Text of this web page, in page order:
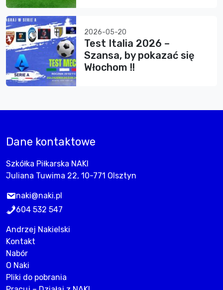
2026-05-20
Test Italia 2026 –
Szansa, by pokazać się
Włochom !!
Dane kontaktowe
Szkółka Piłkarska NAKI
Juliana Tuwima 22, 10-771 Olsztyn
naki@naki.pl
604 532 547
Andrzej Nakielski
Kontakt
Nabór
O Naki
Pliki do pobrania